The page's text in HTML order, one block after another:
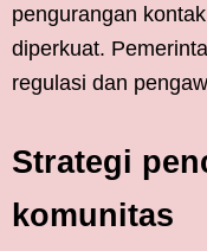
pengurangan
diperkuat.
regulasi dan
Strategi
komunitas